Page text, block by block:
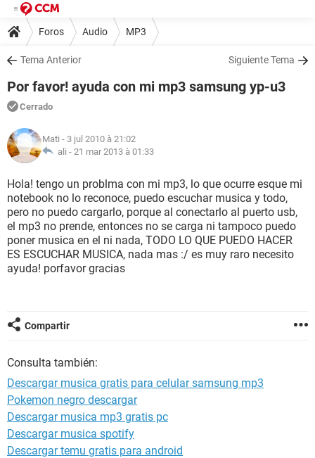
Foros Audio MP3
Tema Anterior Siguiente Tema
Por favor! ayuda con mi mp3 samsung yp-u3
Cerrado
Mati - 3 jul 2010 à 21:02
ali - 21 mar 2013 à 01:33
Hola! tengo un problma con mi mp3, lo que ocurre esque mi
notebook no lo reconoce, puedo escuchar musica y todo,
pero no puedo cargarlo, porque al conectarlo al puerto usb,
el mp3 no prende, entonces no se carga ni tampoco puedo
poner musica en el ni nada, TODO LO QUE PUEDO HACER
ES ESCUCHAR MUSICA, nada mas :/ es muy raro necesito
ayuda! porfavor gracias
Compartir
Consulta también:
Descargar musica gratis para celular samsung mp3
Pokemon negro descargar
Descargar musica mp3 gratis pc
Descargar musica spotify
Descargar temu gratis para android